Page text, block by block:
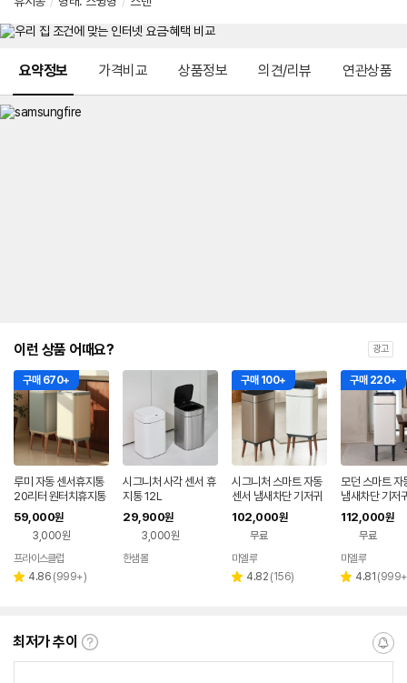
요약정보 가격비교 상품정보 의견/리뷰 연관상품
이런 상품 어때요? 광고
구매 670+
루미 자동 센서휴지통
20리터 원터치휴지통
59,000원
3,000원
페이
프라이스클럽
별 4.86 리
(999+)
시그니처 사각 센서 휴
지통 12L
29,900원
3,000원
한샘몰
구매 100+
시그니처 스마트 자동
센서 냄새차단 기저귀
쓰레기통 종량제 호환
휴지통 20L, 카본실버
102,000원
무료
미엘루
별 4.82 리
(156)
구매 220+
모던 스마트 자
냄새차단 기저
기통 종량제 호
통 O에디션 /
림화이트
112,000원
무료
미엘루
별 4.81 리
(999+
최저가 추이
최
알